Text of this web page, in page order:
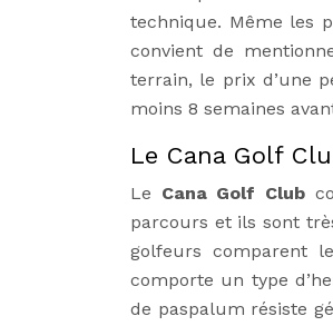
technique. Même les
convient de
terrain, le prix d’une
moins 8 semaines
Le Cana Golf
Le Cana Golf Club
parcours et ils sont
golfeurs comparent
comporte un type
de paspalum résiste